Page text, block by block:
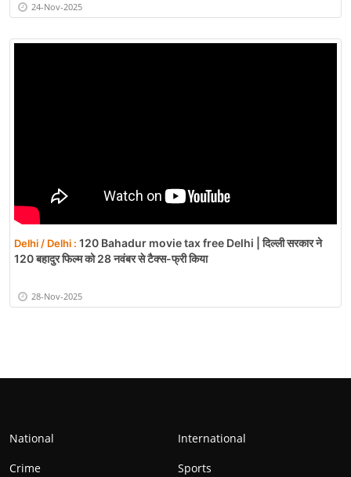
24-Nov-2025
Delhi / Delhi : 120 Bahadur movie tax free Delhi | दिल्ली सरकार ने
120 बहादुर फिल्म को 28 नवंबर से टैक्स-फ्री किया
28-Nov-2025
National
International
Crime
Sports